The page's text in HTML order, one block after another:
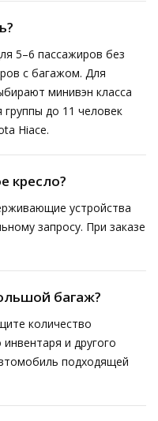
5–6 пассажиров без
с багажом. Для
минивэн класса
группы до 11 человек
Hiace.
кресло?
устройства
запросу. При заказе
багаж?
количество
и другого
подходящей